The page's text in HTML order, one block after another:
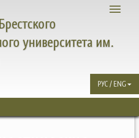
Toggle
университета им.
РУС / ENG